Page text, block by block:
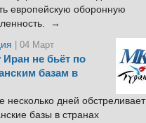
европейскую оборонную
→
| 04 Март
Иран не бьёт по
базам в
несколько дней обстреливает
базы в странах